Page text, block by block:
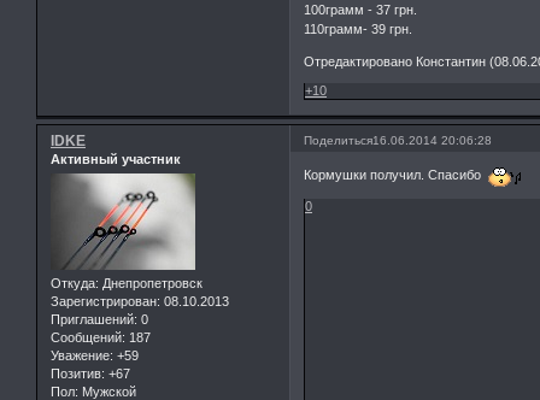
100грамм - 37 грн.
110грамм- 39 грн.
Отредактировано Константин
+10
Поделиться16.06.2014 20:06:28
IDKE
Активный участник
Откуда: Днепропетровск
Зарегистрирован: 08.10.2013
Приглашений: 0
Сообщений: 187
Уважение: +59
Позитив: +67
Пол: Мужской
Кормушки получил. Спасибо
0